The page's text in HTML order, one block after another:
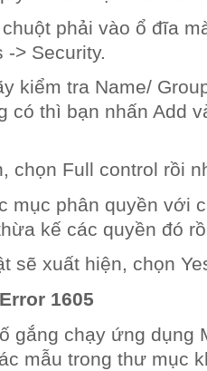
phải vào ổ đĩa
-> Security.
kiểm tra Name/
có thì bạn nhấn Add
chọn Full control rồi
mục phân quyền với
kế các quyền đó
sẽ xuất hiện, chọn
1605
gắng chạy ứng dụng
mẫu trong thư mục